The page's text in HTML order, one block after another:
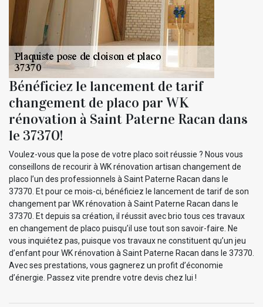
Bénéficiez le lancement de tarif
changement de placo par WK
rénovation à Saint Paterne Racan dans
le 37370!
Voulez-vous que la pose de votre placo soit réussie ? Nous vous
conseillons de recourir à WK rénovation artisan changement de
placo l’un des professionnels à Saint Paterne Racan dans le
37370. Et pour ce mois-ci, bénéficiez le lancement de tarif de son
changement par WK rénovation à Saint Paterne Racan dans le
37370. Et depuis sa création, il réussit avec brio tous ces travaux
en changement de placo puisqu’il use tout son savoir-faire. Ne
vous inquiétez pas, puisque vos travaux ne constituent qu’un jeu
d’enfant pour WK rénovation à Saint Paterne Racan dans le 37370.
Avec ses prestations, vous gagnerez un profit d’économie
d’énergie. Passez vite prendre votre devis chez lui !